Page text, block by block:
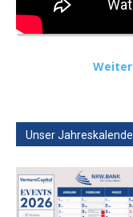
Unser